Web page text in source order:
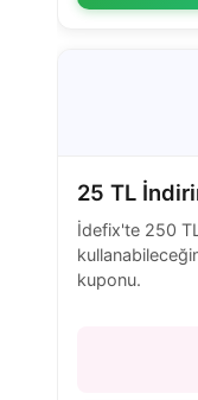
25 TL
İdefix'te 250
kuponu.